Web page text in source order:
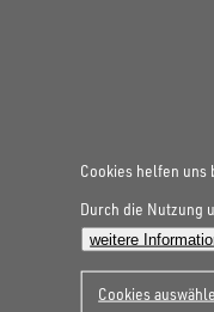
Cookies helfen uns
Durch die Nutzung
weitere
Cookies